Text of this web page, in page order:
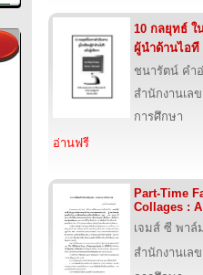
10 กลยุทธ์ ใ
ผู้นำด้านไอที
ชนารัตน์ คำ
สำนักงานเล
การศึกษา
อ่านฟรี
Part-Time
Collages :
เจมส์ ซี พาล์
สำนักงานเล